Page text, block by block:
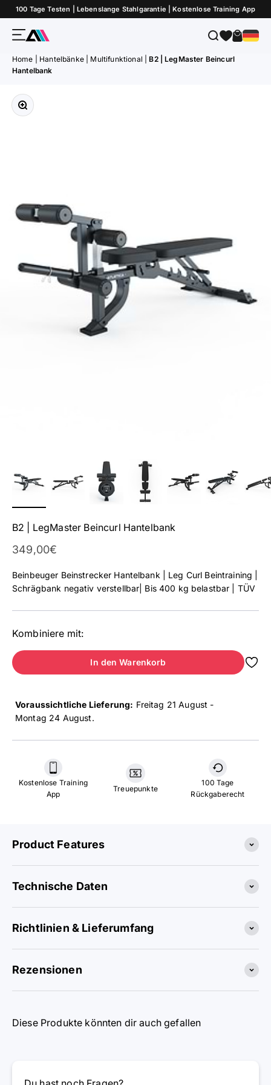
Zum Inhalt springen
100 Tage Testen | Lebenslange Stahlgarantie | Kostenlose Training App
MenüATLETICA Suche
Home Hantelbänke Multifunktional
B2 | LegMaster Beincurl
Hantelbank
Bild vergrößern
B2 | LegMaster Beincurl Hantelbank
Angebot
349,00€
Beinbeuger Beinstrecker Hantelbank | Leg Curl Beintraining |
Schrägbank negativ verstellbar| Bis 400 kg belastbar | TÜV
Kombiniere mit:
In den Warenkorb
Voraussichtliche Lieferung: Freitag 21 August -
Montag 24 August.
Kostenlose Training
App
Treuepunkte
100 Tage
Rückgaberecht
Product Features
Technische Daten
Richtlinien & Lieferumfang
Rezensionen
Diese Produkte könnten dir auch gefallen